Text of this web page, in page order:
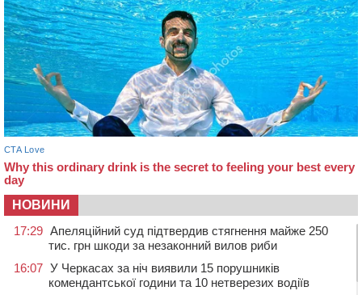
НОВИНИ
17:29 Апеляційний суд підтвердив стягнення майже 250
тис. грн шкоди за незаконний вилов риби
16:07 У Черкасах за ніч виявили 15 порушників
комендантської години та 10 нетверезих водіїв